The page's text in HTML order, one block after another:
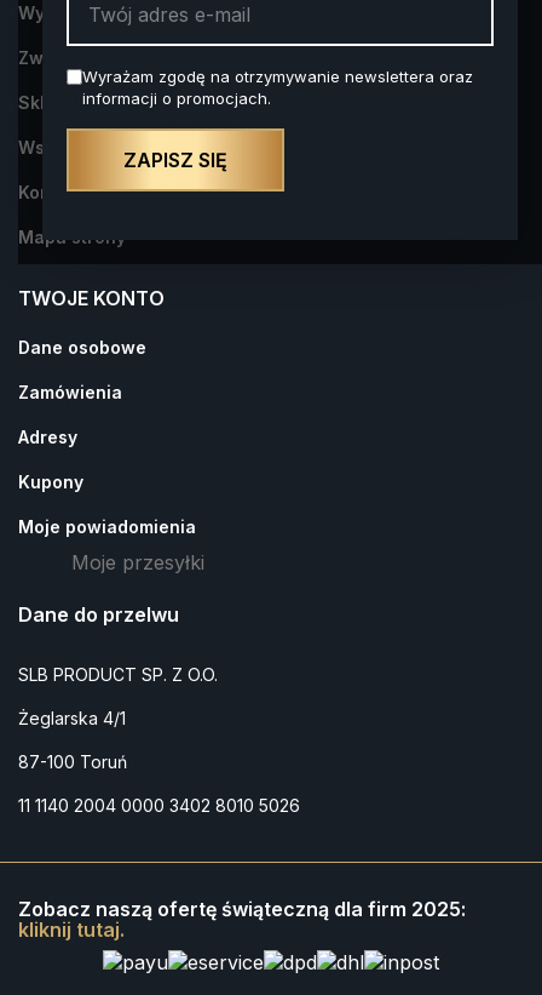
Wyrażam zgodę na otrzymywanie newslettera oraz
informacji o promocjach.
ZAPISZ SIĘ
Wysyłka i płatności
Zwroty i reklamacje
Sklep Alkohol na Prezent- dowiedz się więcej o nas
Współpraca
Kontakt z nami
Mapa strony
TWOJE KONTO
Dane osobowe
Zamówienia
Adresy
Kupony
Moje powiadomienia
Moje przesyłki
Dane do przelwu
SLB PRODUCT SP. Z O.O.
Żeglarska 4/1
87-100 Toruń
11 1140 2004 0000 3402 8010 5026
Zobacz naszą ofertę świąteczną dla firm 2025:
kliknij tutaj.